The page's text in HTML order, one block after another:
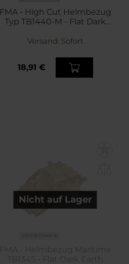
FMA - High Cut Helmbezug
Typ TB1440-M - Flat Dark
Versand: Sofort
18,91 €
Nicht auf Lager